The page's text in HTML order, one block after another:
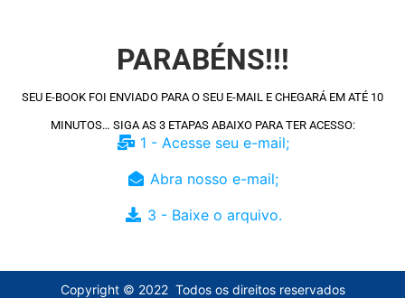
PARABÉNS!!!
SEU E-BOOK FOI ENVIADO PARA O SEU E-MAIL E CHEGARÁ EM ATÉ 10
MINUTOS… SIGA AS 3 ETAPAS ABAIXO PARA TER ACESSO:
1 - Acesse seu e-mail;
Abra nosso e-mail;
3 - Baixe o arquivo.
Copyright © 2022 Todos os direitos reservados